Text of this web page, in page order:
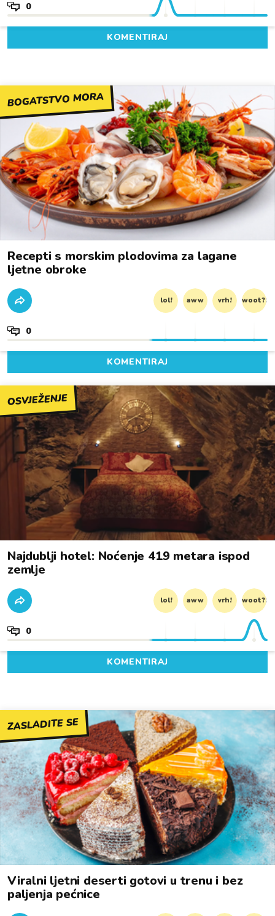
0
KOMENTIRAJ
BOGATSTVO MORA
Recepti s morskim plodovima za lagane
ljetne obroke
lol! aww vrh! woot?!
0
KOMENTIRAJ
OSVJEŽENJE
Najdublji hotel: Noćenje 419 metara ispod
zemlje
lol! aww vrh! woot?!
0
KOMENTIRAJ
ZASLADITE SE
Viralni ljetni deserti gotovi u trenu i bez
paljenja pećnice